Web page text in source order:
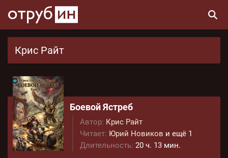
Крис Райт
Боевой Ястреб
Автор: Крис Райт
Читает: Юрий Новиков и ещё 1
Длительность: 20 ч. 13 мин.